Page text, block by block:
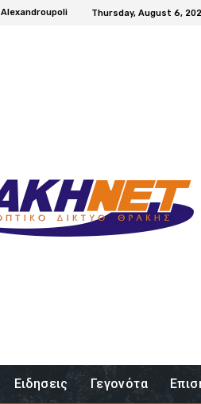
Alexandroupoli Thursday, August 6,
Eιδησεις Γεγονότα